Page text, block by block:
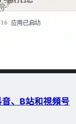
、B站和視頻号